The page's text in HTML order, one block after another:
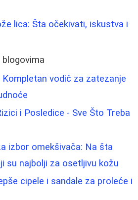
lica: Šta očekivati, iskustva i
vodič za zatezanje
i Posledice - Sve Što Treba
izbor omekšivača: Na šta
su najbolji za osetljivu kožu
cipele i sandale za proleće i